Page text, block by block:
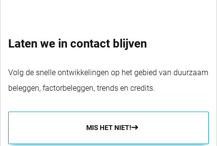
Laten we in contact blijven
Volg de snelle ontwikkelingen op het gebied van duurzaam
beleggen, factorbeleggen, trends en credits.
MIS HET NIET!